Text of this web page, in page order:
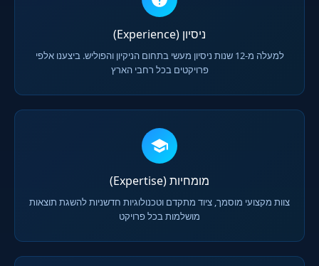
ניסיון (Experience)
למעלה מ-12 שנות ניסיון מעשי בתחום הניקיון והפוליש. ביצענו אלפי
פרויקטים בכל רחבי הארץ
מומחיות (Expertise)
צוות מקצועי מוסמך, ציוד מתקדם וטכנולוגיות חדשניות להשגת תוצאות
מושלמות בכל פרויקט